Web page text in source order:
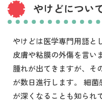
やけどについ
やけどは医学専門用語と
皮膚や粘膜の外傷を言い
腫れが出てきますが、そ
が数日進行します。 細
が深くなることも知られ